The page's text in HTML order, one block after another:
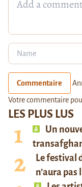
LES PLUS LUS
Un
Le festival
n’aura
Commentaire
Votre commentaire